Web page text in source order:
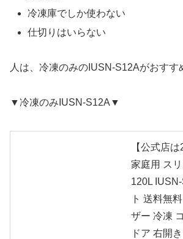
冷凍庫でしか使わない
仕切りはいらない
人は、冷凍のみのIUSN-S12Aがおすす
▼冷凍のみIUSN-S12A▼
【公式店
家庭用 ス
120L
ト 送料無
ザー 冷凍
ドア 右開